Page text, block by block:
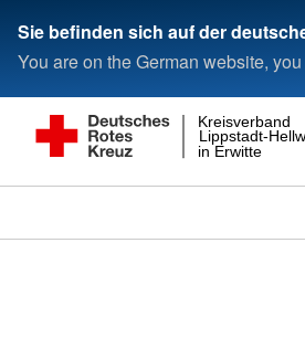
Sie befinden sich auf der
You are on the German website,
in Erwitte
Lippstadt-
Kreisverband